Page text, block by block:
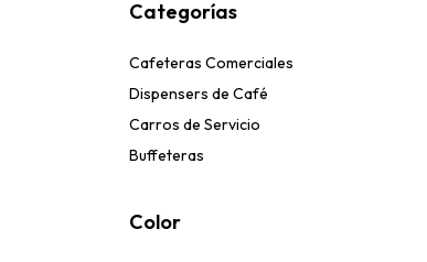
Categorías
Cafeteras Comerciales
Dispensers de Café
Carros de Servicio
Buffeteras
Color